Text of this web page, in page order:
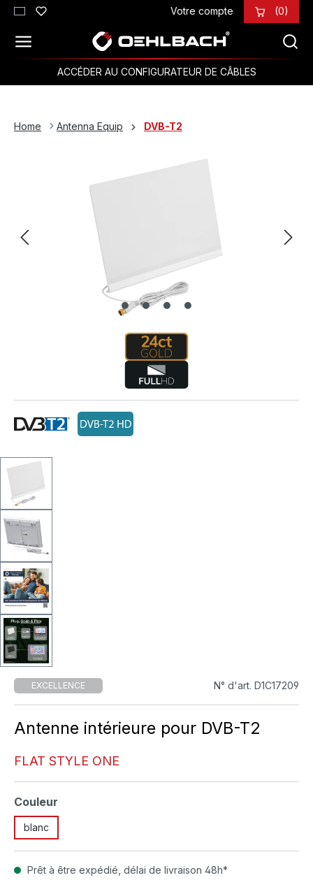
Passer au contenu principal Votre compte (0)
ACCÉDER AU CONFIGURATEUR DE CÂBLES
Home Antenna Equip DVB-T2
EXCELLENCE N° d'art. D1C17209
Antenne intérieure pour DVB-T2
FLAT STYLE ONE
Sélectionnez
Couleur
blanc
Prêt à être expédié, délai de livraison 48h*